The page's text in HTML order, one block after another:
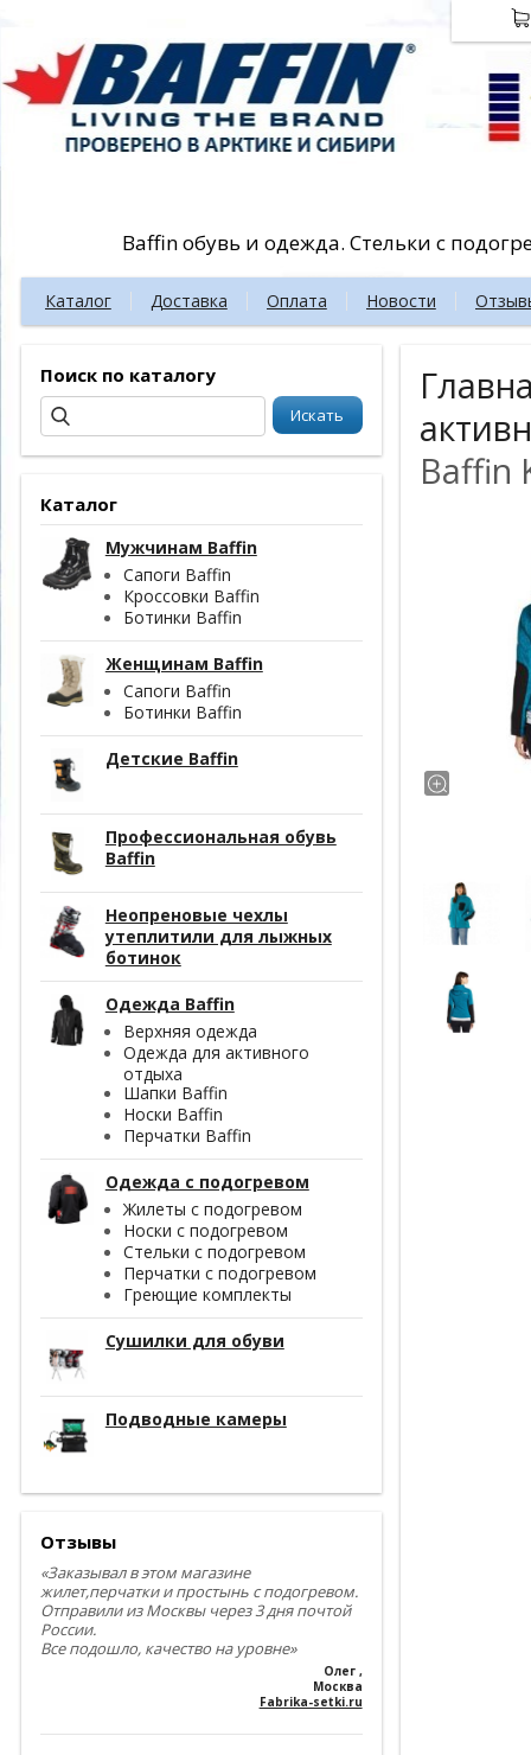
Baffin обувь и одежда. Стельки с
Каталог Доставка Оплата Новости
Поиск по каталогу
Каталог
Мужчинам Baffin
Сапоги Baffin
Кроссовки Baffin
Ботинки Baffin
Женщинам Baffin
Сапоги Baffin
Ботинки Baffin
Детские Baffin
Профессиональная обувь
Baffin
Неопреновые чехлы
утеплитили для лыжных
ботинок
Одежда Baffin
Верхняя одежда
Одежда для активного
отдыха
Шапки Baffin
Носки Baffin
Перчатки Baffin
Одежда с подогревом
Жилеты с подогревом
Носки с подогревом
Стельки с подогревом
Перчатки с подогревом
Греющие комплекты
Сушилки для обуви
Подводные камеры
Отзывы
«Заказывал в этом магазине
жилет,перчатки и простынь с подогревом.
Отправили из Москвы через 3 дня почтой
России.
Все подошло, качество на уровне»
Олег ,
Москва
Fabrika-setki.ru
Baffin